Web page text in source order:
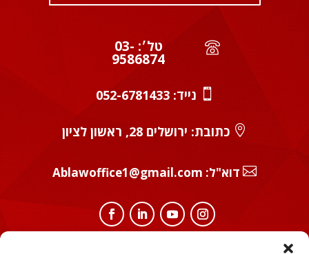
טל׳: 03-
9586874
נייד:052-6781433 

Ablawoffice1@gmail.com 